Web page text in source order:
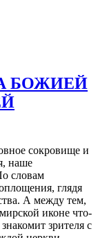
БОЖИЕЙ
сокровище и
наше
словам
глядя
А между тем,
иконе что-
зрителя с